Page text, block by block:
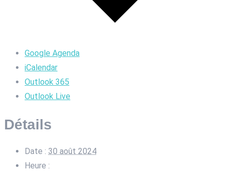
Google Agenda
iCalendar
Outlook 365
Outlook Live
Détails
Date : 30 août 2024
Heure :